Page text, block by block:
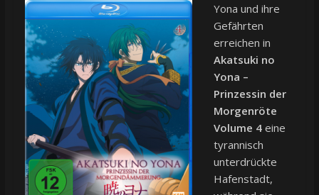
Yona und ihre
Gefährten
erreichen in
Akatsuki no
Yona –
Prinzessin der
Morgenröte
Volume 4eine
tyrannisch
unterdrückte
Hafenstadt,